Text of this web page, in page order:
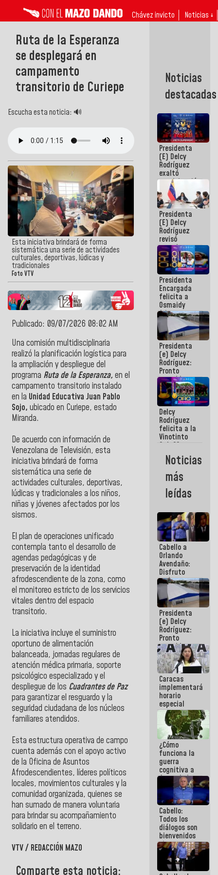
Chávez invicto Noticias ↓
Ruta de la Esperanza
se desplegará en
campamento
transitorio de Curiepe
Escucha esta noticia: 🔊
Esta iniciativa brindará de forma
sistemática una serie de actividades
culturales, deportivas, lúdicas y
tradicionales
Foto VTV
Publicado: 09/07/2026 08:02 AM
Una comisión multidisciplinaria
realizó la planificación logística para
la ampliación y despliegue del
programa Ruta de la Esperanza, en el
campamento transitorio instalado
en la Unidad Educativa Juan Pablo
Sojo, ubicado en Curiepe, estado
Miranda.
De acuerdo con información de
Venezolana de Televisión, esta
iniciativa brindará de forma
sistemática una serie de
actividades culturales, deportivas,
lúdicas y tradicionales a los niños,
niñas y jóvenes afectados por los
sismos.
El plan de operaciones unificado
contempla tanto el desarrollo de
agendas pedagógicas y de
preservación de la identidad
afrodescendiente de la zona, como
el monitoreo estricto de los servicios
vitales dentro del espacio
transitorio.
La iniciativa incluye el suministro
oportuno de alimentación
balanceada, jornadas regulares de
atención médica primaria, soporte
psicológico especializado y el
despliegue de los Cuadrantes de Paz
para garantizar el resguardo y la
seguridad ciudadana de los núcleos
familiares atendidos.
Esta estructura operativa de campo
cuenta además con el apoyo activo
de la Oficina de Asuntos
Afrodescendientes, líderes políticos
locales, movimientos culturales y la
comunidad organizada, quienes se
han sumado de manera voluntaria
para brindar su acompañamiento
solidario en el terreno.
VTV / REDACCIÓN MAZO
Noticias
destacadas
Presidenta
(E) Delcy
Rodríguez
exaltó
participación
de
Venezuela
en Juegos
Centroamericanos
y del Caribe
2026
Presidenta
(E) Delcy
Rodríguez
revisó
agenda
económica y
ejecución de
fondos de
emergencia
post-sismos
Presidenta
Encargada
felicita a
Osmaidy
Arias y
Giraly
Marcano por
hacer
historia en
los
Centroamericanos
Presidenta
(e) Delcy
Rodríguez:
Pronto
restableceremos
las
operaciones
en el
Aeropuerto
Internacional
de
Maiquetía
Delcy
Rodríguez
felicita a la
Vinotinto
Sub 20
campeona
frente
México Sub
23 en los
Centroamericanos
Noticias
más
leídas
Cabello a
Orlando
Avendaño:
Disfruto
cada vez
que escribes
porque lo
que haces
es
embarrarla
Presidenta
(e) Delcy
Rodríguez:
Pronto
restableceremos
las
operaciones
en el
Aeropuerto
Internacional
de
Maiquetía
Caracas
implementará
horario
especial
para
adaptarse
al plan de
ahorro
energético
¿Cómo
funciona la
guerra
cognitiva a
favor de la
narrativa
hegemónica?
(1)
Cabello:
Todos los
diálogos son
bienvenidos
siempre que
estén en el
marco de la
Constitución